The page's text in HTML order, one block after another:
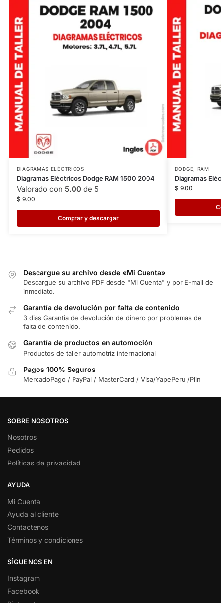
DIAGRAMAS ELÉCTRICOS
Diagramas Eléctricos Dodge RAM 1500 2004
Valorado con 5.00 de 5
$ 9.00
Comprar y descargar
DODGE, RAM
Diagramas
$ 9.00
Descargue su archivo desde «Mi Cuenta»
Descargue su archivo PDF desde "Mi Cuenta" y por E-mail de
inmediato.
Garantía de devolución por falta de contenido
3 dias Garantia de devolución de dinero por problemas de
falta de contenido.
Garantía de productos en automoción
Productos de taller automotriz internacional
Pagos 100% Seguros
MercadoPago / PayPal / MasterCard / Visa/YapePeru /Plin
SOBRE NOSOTROS
Nosotros
Pedidos
Políticas de privacidad
AYUDA
Mi Cuenta
Ayuda al cliente
Contactenos
Términos y condiciones
SÍGUENOS EN
Instagram
Facebook